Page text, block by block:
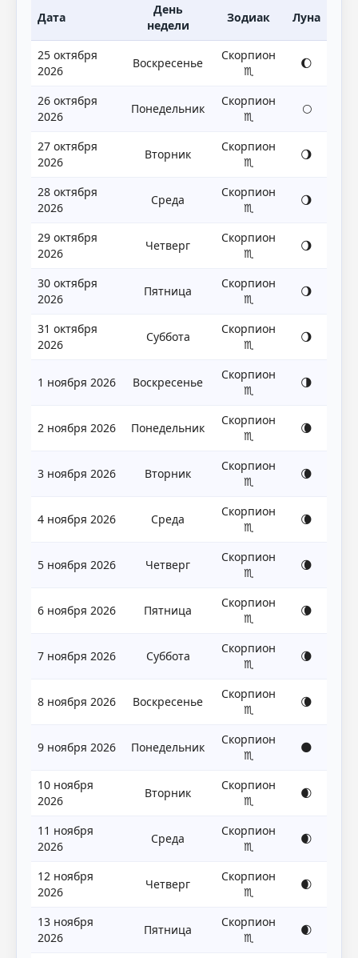
Дата
День
недели
Зодиак Луна
25 октября
2026
Воскресенье
Скорпион
♏
🌔
26 октября
2026
Понедельник
Скорпион
♏
🌕
27 октября
2026
Вторник
Скорпион
♏
🌖
28 октября
2026
Среда
Скорпион
♏
🌖
29 октября
2026
Четверг
Скорпион
♏
🌖
30 октября
2026
Пятница
Скорпион
♏
🌖
31 октября
2026
Суббота
Скорпион
♏
🌖
1 ноября 2026 Воскресенье
Скорпион
♏
🌗
2 ноября 2026 Понедельник
Скорпион
♏
🌘
3 ноября 2026 Вторник
Скорпион
♏
🌘
4 ноября 2026 Среда
Скорпион
♏
🌘
5 ноября 2026 Четверг
Скорпион
♏
🌘
6 ноября 2026 Пятница
Скорпион
♏
🌘
7 ноября 2026 Суббота
Скорпион
♏
🌘
8 ноября 2026 Воскресенье
Скорпион
♏
🌘
9 ноября 2026 Понедельник
Скорпион
♏
🌑
10 ноября
2026
Вторник
Скорпион
♏
🌒
11 ноября
2026
Среда
Скорпион
♏
🌒
12 ноября
2026
Четверг
Скорпион
♏
🌒
13 ноября
2026
Пятница
Скорпион
♏
🌒